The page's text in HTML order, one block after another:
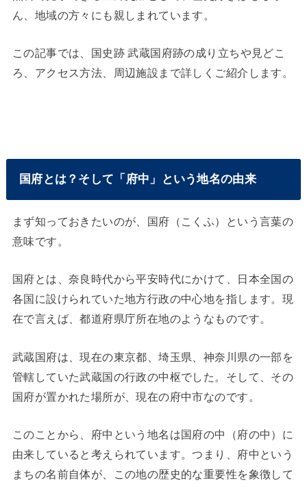
ん、地域の方々にも親しまれています。
この記事では、国史跡 武蔵国府跡の成り立ちや見どこ
ろ、アクセス方法、周辺施設まで詳しくご紹介します。
国府とは？そして「府中」という地名の由来
まず知っておきたいのが、国府（こくふ）という言葉の
意味です。
国府とは、奈良時代から平安時代にかけて、日本全国の
各国に設けられていた地方行政の中心地を指します。現
在で言えば、都道府県庁所在地のようなものです。
武蔵国府は、現在の東京都、埼玉県、神奈川県の一部を
管轄していた武蔵国の行政の中枢でした。そして、その
国府が置かれた場所が、現在の府中市なのです。
このことから、府中という地名は国府の中（府の中）に
由来していると考えられています。つまり、府中という
まちの名前自体が、この地の歴史的な重要性を象徴して